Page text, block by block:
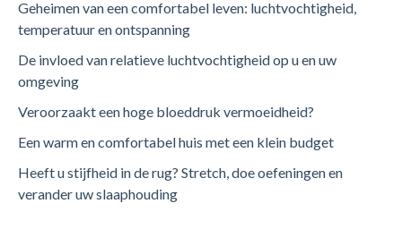
Geheimen van een comfortabel leven: luchtvochtigheid,
temperatuur en ontspanning
De invloed van relatieve luchtvochtigheid op u en uw
omgeving
Veroorzaakt een hoge bloeddruk vermoeidheid?
Een warm en comfortabel huis met een klein budget
Heeft u stijfheid in de rug? Stretch, doe oefeningen en
verander uw slaaphouding